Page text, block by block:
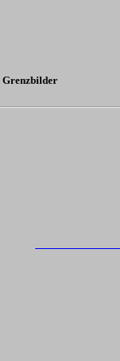
Grenzbilder